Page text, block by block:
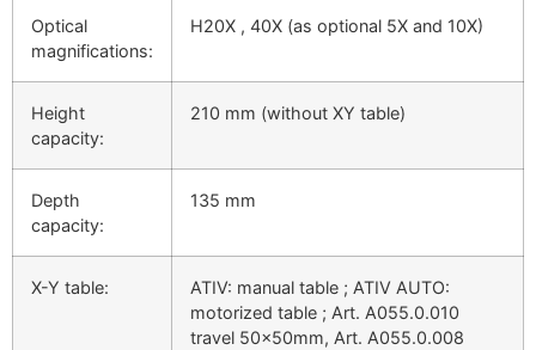
Optical
magnifications:
H20X , 40X (as optional 5X and 10X)
Height
capacity:
210 mm (without XY table)
Depth
capacity:
135 mm
X-Y table:
ATIV: manual table ; ATIV AUTO:
motorized table ; Art. A055.0.010
travel 50x50mm, Art. A055.0.008